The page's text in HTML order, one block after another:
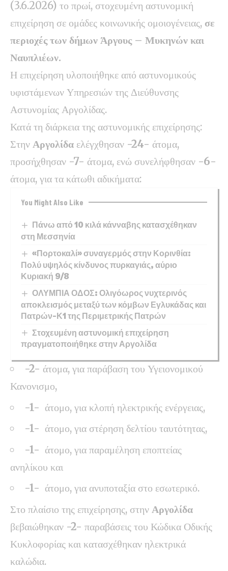
(3.6.2026) το πρωί, στοχευμένη αστυνομική
επιχείρηση σε ομάδες κοινωνικής ομοιογένειας, σε
περιοχές των δήμων Άργους – Μυκηνών και
Ναυπλιέων.
Η επιχείρηση υλοποιήθηκε από αστυνομικούς
υφιστάμενων Υπηρεσιών της Διεύθυνσης
Αστυνομίας Αργολίδας.
Κατά τη διάρκεια της αστυνομικής επιχείρησης:
Στην Αργολίδα ελέγχθησαν -24- άτομα,
προσήχθησαν -7- άτομα, ενώ συνελήφθησαν -6-
άτομα, για τα κάτωθι αδικήματα:
You Might Also Like
Πάνω από 10 κιλά κάνναβης κατασχέθηκαν
στη Μεσσηνία
«Πορτοκαλί» συναγερμός στην Κορινθία:
Πολύ υψηλός κίνδυνος πυρκαγιάς, αύριο
Κυριακή 9/8
ΟΛΥΜΠΙΑ ΟΔΟΣ: Ολιγόωρος νυχτερινός
αποκλεισμός μεταξύ των κόμβων Εγλυκάδας και
Πατρών-Κ1 της Περιμετρικής Πατρών
Στοχευμένη αστυνομική επιχείρηση
πραγματοποιήθηκε στην Αργολίδα
-2- άτομα, για παράβαση του Υγειονομικού
Κανονισμο,
-1- άτομο, για κλοπή ηλεκτρικής ενέργειας,
-1- άτομο, για στέρηση δελτίου ταυτότητας,
-1- άτομο, για παραμέληση εποπτείας
ανηλίκου και
-1- άτομο, για ανυποταξία στο εσωτερικό.
Στο πλαίσιο της επιχείρησης, στην Αργολίδα
βεβαιώθηκαν -2- παραβάσεις του Κώδικα Οδικής
Κυκλοφορίας και κατασχέθηκαν ηλεκτρικά
καλώδια.